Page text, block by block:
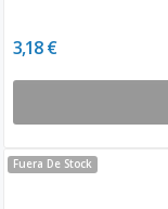
3,18 €
Fuera De Stock